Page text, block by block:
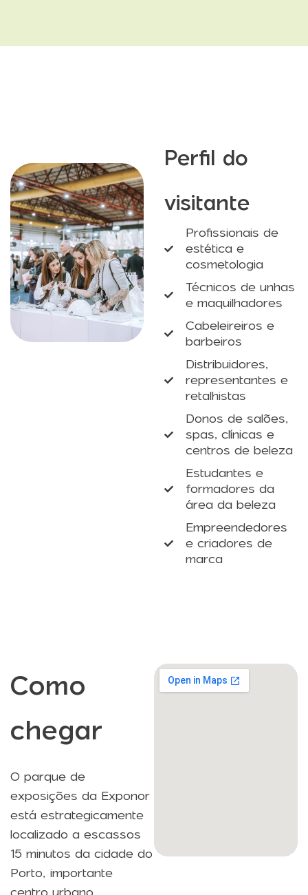
Perfil do
visitante
Profissionais de
estética e
cosmetologia
Técnicos de unhas
e maquilhadores
Cabeleireiros e
barbeiros
Distribuidores,
representantes e
retalhistas
Donos de salões,
spas, clínicas e
centros de beleza
Estudantes e
formadores da
área da beleza
Empreendedores
e criadores de
marca
Como
chegar
O parque de
exposições da Exponor
está estrategicamente
localizado a escassos
15 minutos da cidade do
Porto, importante